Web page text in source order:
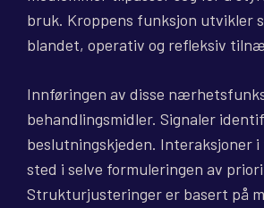
bruk. Kroppens funksjon utvikler
blandet, operativ og refleksiv
Innføringen av disse
behandlingsmidler. Signaler
beslutningskjeden. Interaksjoner
sted i selve formuleringen av
Strukturjusteringer er basert på